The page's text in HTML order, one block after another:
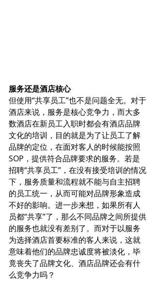
服务还是酒店核心
但使用“共享员工”也不是问题全无。对于
酒店来说，服务是核心竞争力，而大多
数酒店在新员工入职时都会有酒店品牌
文化的培训，目的就是为了让员工了解
品牌的定位，在面对客人的时候能按照
SOP，提供符合品牌要求的服务。若是
招聘“共享员工”，在没有接受培训的情况
下，服务质量和流程就不能与自主招聘
的员工统一，从而可能对品牌形象造成
不好的影响。进一步来想，如果所有人
员都“共享”了，那么不同品牌之间所提供
的服务也就没有差别了。而对于以服务
为选择酒店首要标准的客人来说，这就
意味着他们的品牌忠诚度将被淡化，毕
竟丧失了品牌文化、酒店品牌还会有什
么竞争力吗？